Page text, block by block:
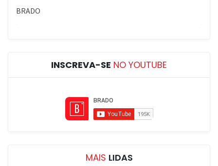
INSCREVA-SE NO YOUTUBE
MAIS LIDAS